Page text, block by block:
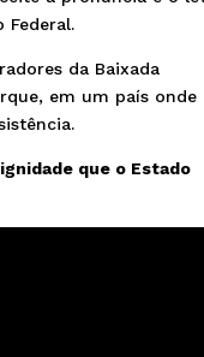
da Baixada
em um país onde
que o Estado